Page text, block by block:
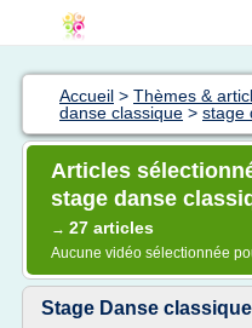
Accueil > Thèmes &
danse classique > stage
Articles
stage danse
→ 27 articles
Aucune vidéo sélectionnée
Stage Danse